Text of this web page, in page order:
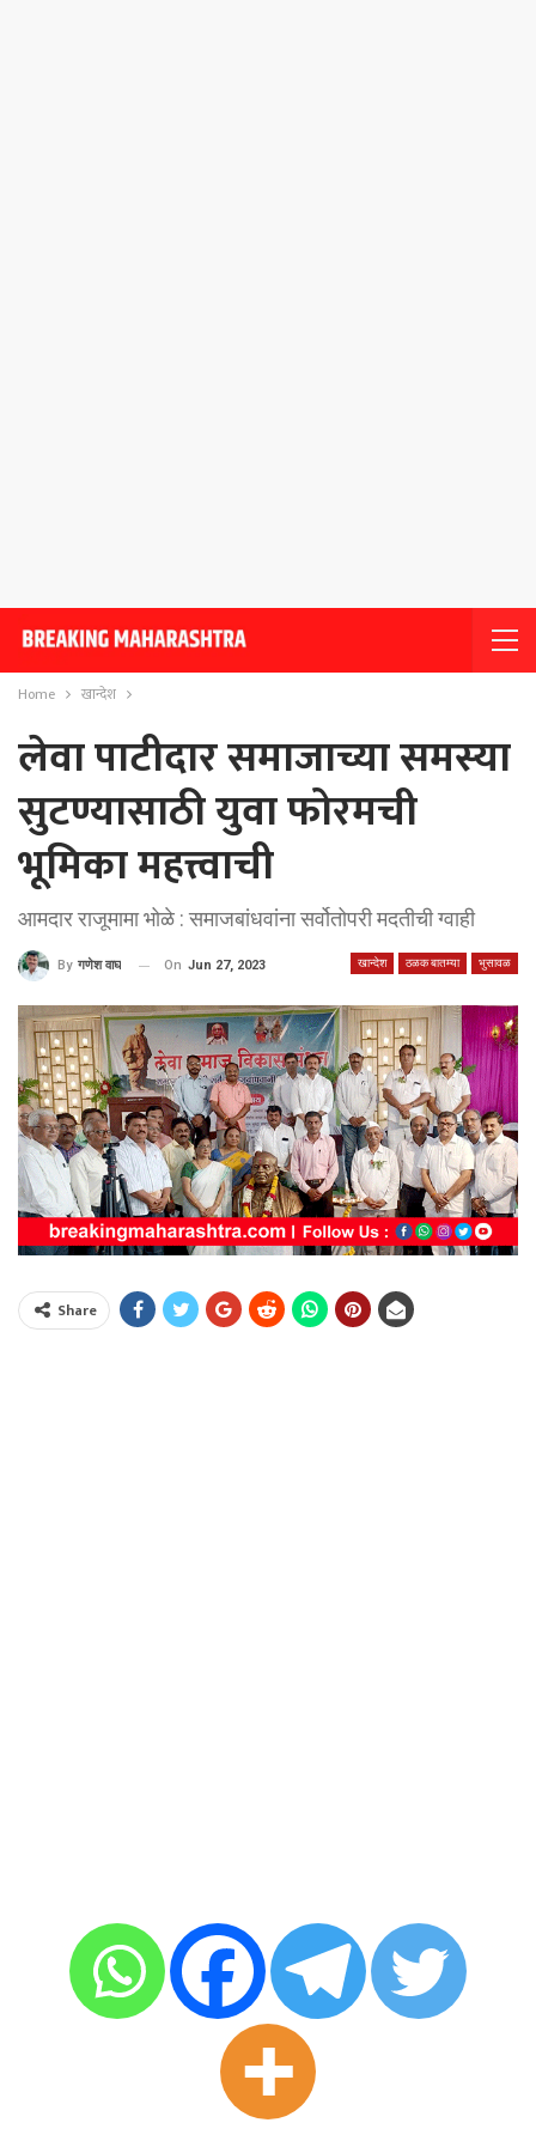
Home खान्देश
लेवा पाटीदार समाजाच्या समस्या
सुटण्यासाठी युवा फोरमची
भूमिका महत्त्वाची
आमदार राजूमामा भोळे : समाजबांधवांना सर्वोतोपरी मदतीची ग्वाही
खान्देश ठळक बातम्या भुसावळ
By गणेश वाघ On Jun 27, 2023
Share